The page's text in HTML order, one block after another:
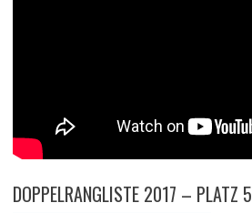
DOPPELRANGLISTE 2017 – PLATZ 5